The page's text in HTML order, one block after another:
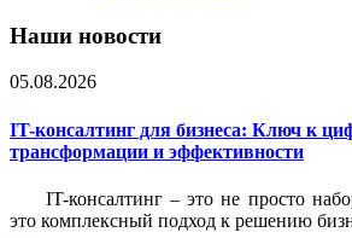
Наши новости
05.08.2026
IT-консалтинг для бизнеса: Ключ к
трансформации и эффективности
IT-консалтинг – это не просто
это комплексный подход к решению